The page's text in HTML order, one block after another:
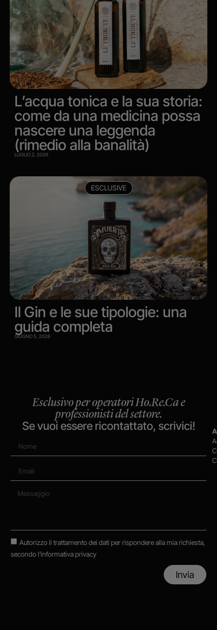
L’acqua tonica e la sua storia:
come da una medicina possa
nascere una leggenda
(rimedio alla banalità)
LUGLIO 2, 2026
ESCLUSIVE
Il Gin e le sue tipologie: una
guida completa
GIUGNO 5, 2026
Esclusivo per operatori Ho.Re.Ca e
professionisti del settore.
Se vuoi essere ricontattato, scrivici!
Autorizzo il trattamento dei dati per rispondere alla mia richiesta,
secondol'informativa privacy
Invia